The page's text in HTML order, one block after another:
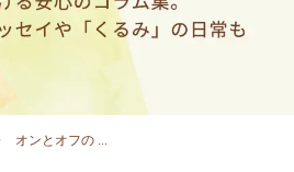
オンとオフの ...